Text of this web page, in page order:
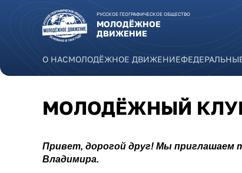
РУССКОЕ ГЕОГРАФИЧЕСКОЕ ОБЩЕСТВО
МОЛОДЁЖНОЕ
ДВИЖЕНИЕ
О НАСМОЛОДЁЖНОЕ ДВИЖЕНИЕ
МОЛОДЁЖНЫЙ
Привет, дорогой друг! Мы приглашаем
Владимира.